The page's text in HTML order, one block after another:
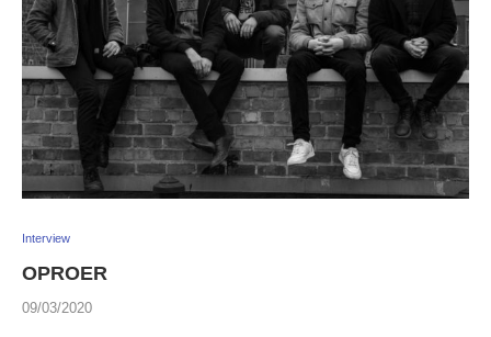
Interview
OPROER
09/03/2020